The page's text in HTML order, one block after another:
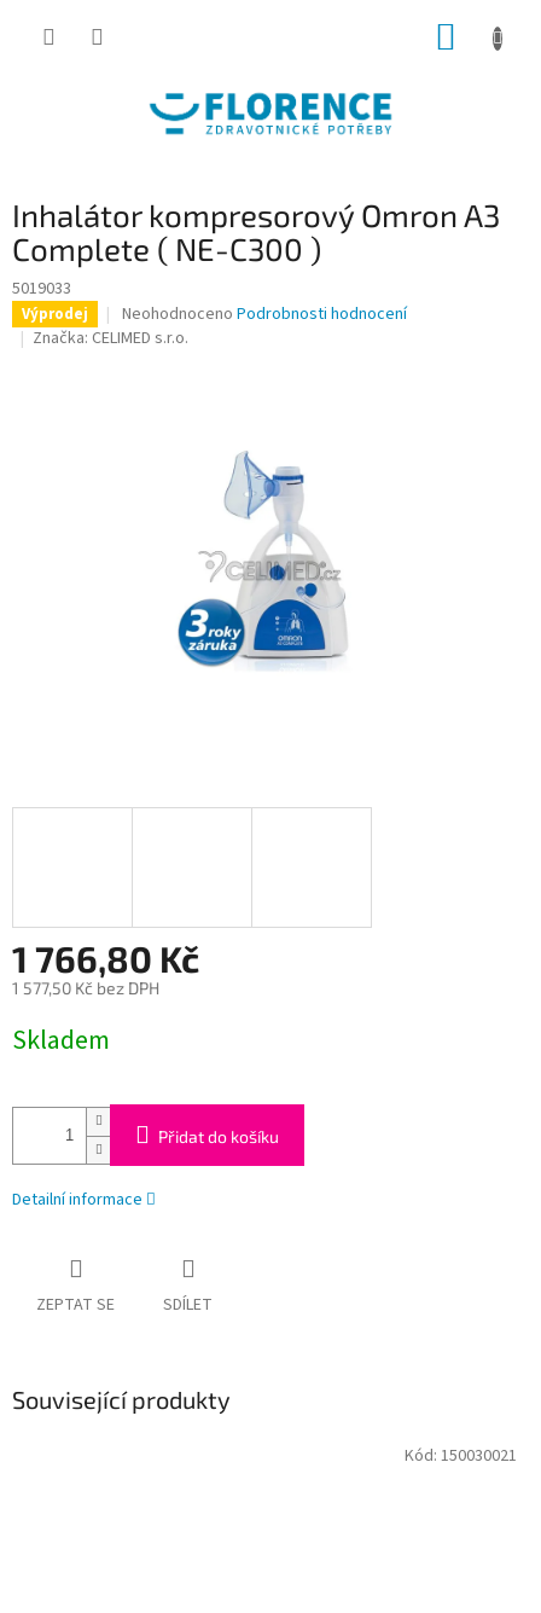
Inhalátor kompresorový Omron A3
Complete ( NE-C300 )
5019033
Výprodej
Průměrné
hodnocení
Neohodnoceno Podrobnosti hodnocení
Značka: CELIMED s.r.o.
1 766,80 Kč
1 577,50 Kč bez DPH
cena:
Skladem
Přidat do košíku
Detailní informace
ZEPTAT SE SDÍLET
Související produkty
Kód: 150030021